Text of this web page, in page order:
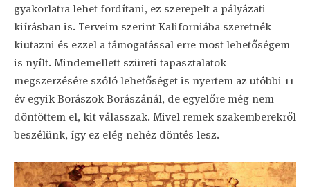
gyakorlatra lehet fordítani, ez szerepelt a pályázati
kiírásban is. Terveim szerint Kaliforniába szeretnék
kiutazni és ezzel a támogatással erre most lehetőségem
is nyílt. Mindemellett szüreti tapasztalatok
megszerzésére szóló lehetőséget is nyertem az utóbbi 11
év egyik Borászok Borászánál, de egyelőre még nem
döntöttem el, kit válasszak. Mivel remek szakemberekről
beszélünk, így ez elég nehéz döntés lesz.